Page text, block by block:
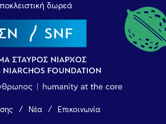
δωρεά
Νέα Επικοινωνία